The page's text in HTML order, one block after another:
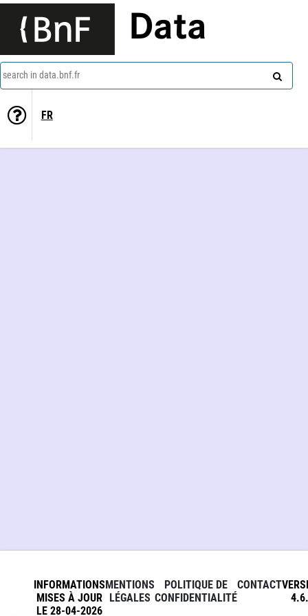
Data
search in data.bnf.fr
FR
INFORMATIONS
MISES À JOUR
LE 28-04-2026
MENTIONS
LÉGALES
POLITIQUE DE
CONFIDENTIALITÉ
CONTACT